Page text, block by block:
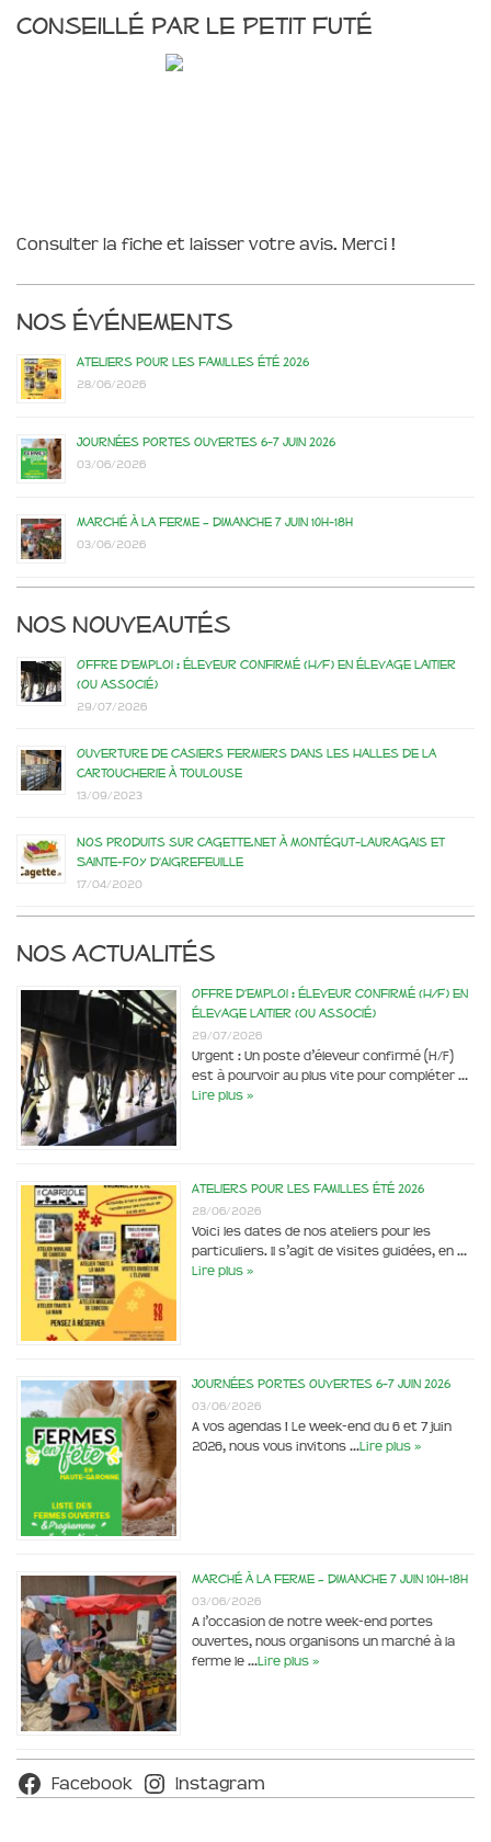
Conseillé par le Petit Futé
Consulter la fiche et laisser votre avis. Merci !
Nos événements
Ateliers pour les familles été 2026
28/06/2026
Journées portes ouvertes 6-7 juin 2026
03/06/2026
Marché à la ferme – dimanche 7 juin 10h-18h
03/06/2026
Nos nouveautés
Offre d’emploi : éleveur confirmé (H/F) en élevage laitier
(ou associé)
29/07/2026
Ouverture de casiers fermiers dans les Halles de la
Cartoucherie à Toulouse
13/09/2023
Nos produits sur Cagette.net à Montégut-Lauragais et
Sainte-Foy d’Aigrefeuille
17/04/2020
Nos actualités
Offre d’emploi : éleveur confirmé (H/F) en
élevage laitier (ou associé)
29/07/2026
Urgent : Un poste d’éleveur confirmé (H/F)
est à pourvoir au plus vite pour compléter …
Lire plus »
Ateliers pour les familles été 2026
28/06/2026
Voici les dates de nos ateliers pour les
particuliers. Il s’agit de visites guidées, en …
Lire plus »
Journées portes ouvertes 6-7 juin 2026
03/06/2026
A vos agendas ! Le week-end du 6 et 7 juin
2026, nous vous invitons …Lire plus »
Marché à la ferme – dimanche 7 juin 10h-18h
03/06/2026
A l’occasion de notre week-end portes
ouvertes, nous organisons un marché à la
ferme le …Lire plus »
Facebook Instagram